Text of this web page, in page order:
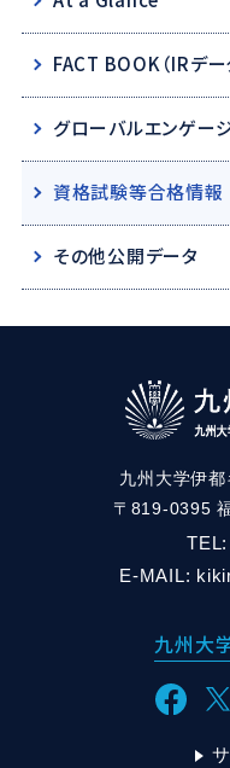
FACT BOOK（IRデー
グローバルエンゲー
資格試験等合格情報
その他公開データ
九州大学伊
〒819-0395
TEL:
E-MAIL:
九州大